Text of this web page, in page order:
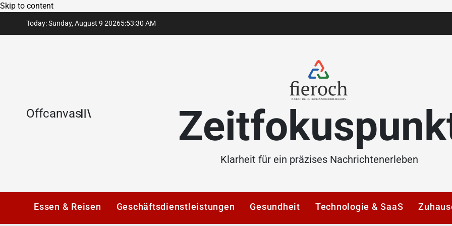
Skip to content
Today: Sunday, August 9 20265:53:30 AM
Offcanvas
Klarheit für ein präzises Nachrichtenerleben
Essen & Reisen Geschäftsdienstleistungen Gesundheit Technologie & SaaS